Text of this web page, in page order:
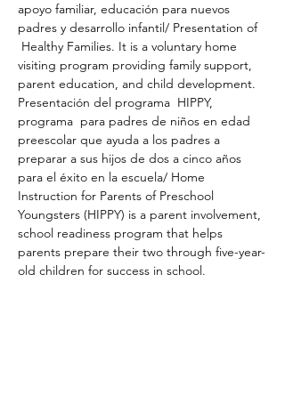
apoyo familiar, educación para nuevos
padres y desarrollo infantil/ Presentation of
Healthy Families. It is a voluntary home
visiting program providing family support,
parent education, and child development.
Presentación del programa  HIPPY,
programa  para padres de niños en edad
preescolar que ayuda a los padres a
preparar a sus hijos de dos a cinco años
para el éxito en la escuela/ Home
Instruction for Parents of Preschool
Youngsters (HIPPY) is a parent involvement,
school readiness program that helps
parents prepare their two through five-year-
old children for success in school.